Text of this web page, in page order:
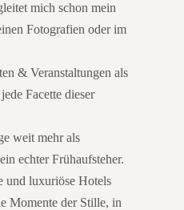
mich schon mein
Fotografien oder im
& Veranstaltungen als
Facette dieser
weit mehr als
echter Frühaufsteher.
und luxuriöse Hotels
Momente der Stille, in